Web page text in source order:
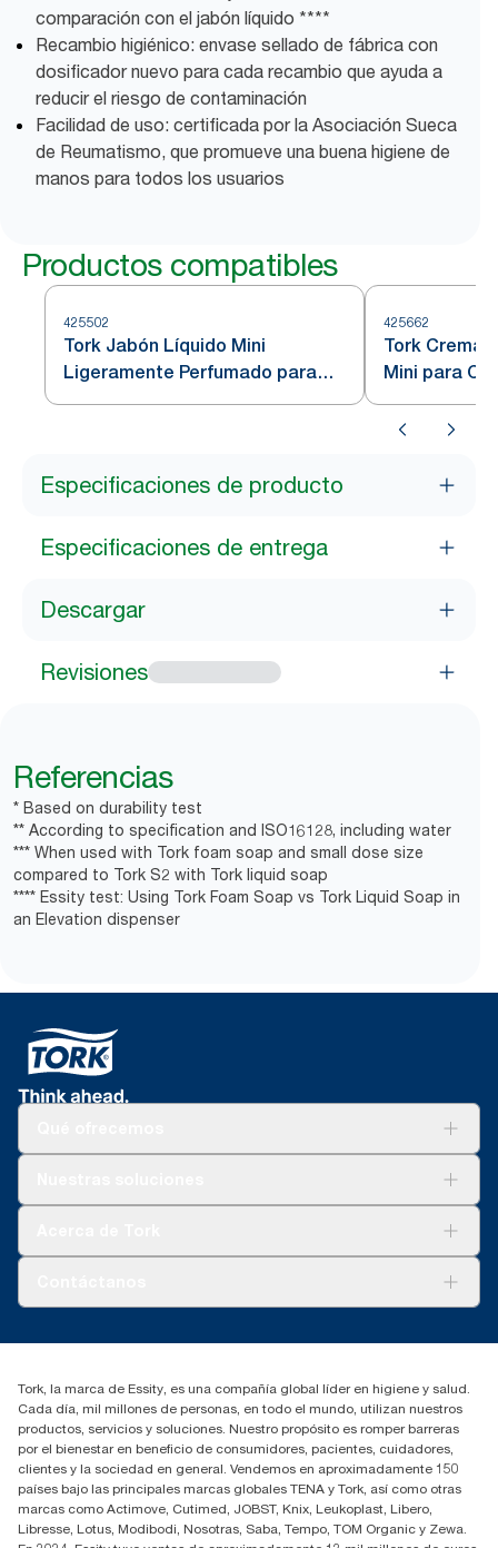
comparación con el jabón líquido ****
Recambio higiénico: envase sellado de fábrica con
dosificador nuevo para cada recambio que ayuda a
reducir el riesgo de contaminación
Facilidad de uso: certificada por la Asociación Sueca
de Reumatismo, que promueve una buena higiene de
manos para todos los usuarios
Productos compatibles
425502
Tork Jabón Líquido Mini
Ligeramente Perfumado para
Lavado de Manos S5
425662
Tork Crema
Mini para
Especificaciones de producto
Especificaciones de entrega
Descargar
Revisiones
Referencias
* Based on durability test
** According to specification and ISO16128, including water
*** When used with Tork foam soap and small dose size
compared to Tork S2 with Tork liquid soap
**** Essity test: Using Tork Foam Soap vs Tork Liquid Soap in
an Elevation dispenser
91 657 84 00
Tork, la marca de Essity, es una compañía global líder en higiene y salud.
Cada día, mil millones de personas, en todo el mundo, utilizan nuestros
productos, servicios y soluciones. Nuestro propósito es romper barreras
por el bienestar en beneficio de consumidores, pacientes, cuidadores,
clientes y la sociedad en general. Vendemos en aproximadamente 150
países bajo las principales marcas globales TENA y Tork, así como otras
marcas como Actimove, Cutimed, JOBST, Knix, Leukoplast, Libero,
Libresse, Lotus, Modibodi, Nosotras, Saba, Tempo, TOM Organic y Zewa.